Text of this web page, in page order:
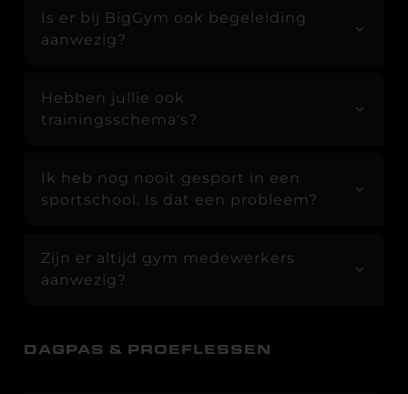
Is er bij BigGym ook begeleiding
aanwezig?
Hebben jullie ook
trainingsschema's?
Ik heb nog nooit gesport in een
sportschool. Is dat een probleem?
Zijn er altijd gym medewerkers
aanwezig?
DAGPAS & PROEFLESSEN